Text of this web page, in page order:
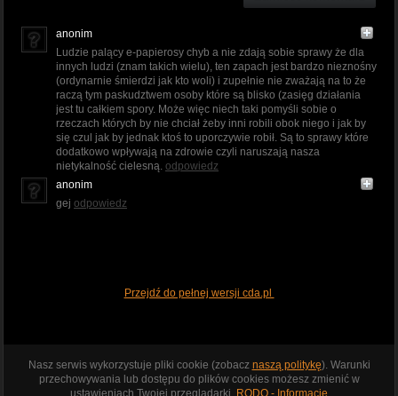
anonim
Ludzie palący e-papierosy chyb a nie zdają sobie sprawy że dla
innych ludzi (znam takich wielu), ten zapach jest bardzo nieznośny
(ordynarnie śmierdzi jak kto woli) i zupełnie nie zważają na to że
raczą tym paskudztwem osoby które są blisko (zasięg działania
jest tu całkiem spory. Może więc niech taki pomyśli sobie o
rzeczach których by nie chciał żeby inni robili obok niego i jak by
się czul jak by jednak ktoś to uporczywie robił. Są to sprawy które
dodatkowo wpływają na zdrowie czyli naruszają nasza
nietykalność cielesną. odpowiedz
anonim
gej odpowiedz
Przejdź do pełnej wersji cda.pl
Nasz serwis wykorzystuje pliki cookie (zobacz naszą politykę). Warunki
przechowywania lub dostępu do plików cookies możesz zmienić w
ustawieniach Twojej przeglądarki.
RODO - Informacje